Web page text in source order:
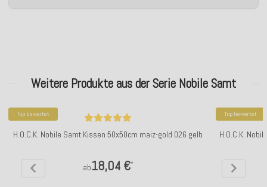
Weitere Produkte aus der Serie Nobile Samt
Top bewertet
H.O.C.K. Nobile Samt Kissen 50x50cm maiz-gold 026 gelb
ab18,04 €*
Top bewertet
H.O.C.K.